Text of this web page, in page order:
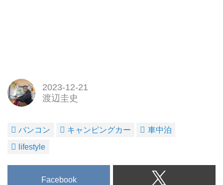
2023-12-21
渡辺圭史
バンコン キャンピングカー
車中泊
lifestyle
Facebook